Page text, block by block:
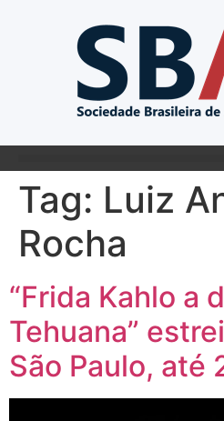
Tag: Luiz
Rocha
“Frida Kahlo a
Tehuana”
São Paulo, até